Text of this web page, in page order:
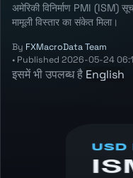
अमेरिकी विनिर्माण PMI (ISM)
मामूली विस्तार का संकेत मिला।
By FXMacroData Team
• Published 2026-05-24
इसमें भी उपलब्ध है English
reading, and